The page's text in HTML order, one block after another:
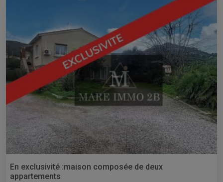
En exclusivité :maison composée de deux
appartements